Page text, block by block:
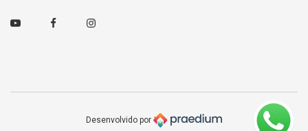
Youtube FacebookInstagram
Desenvolvido por